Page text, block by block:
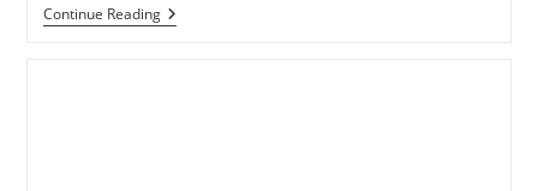
Continue ReadingTradições
Carnavalescas